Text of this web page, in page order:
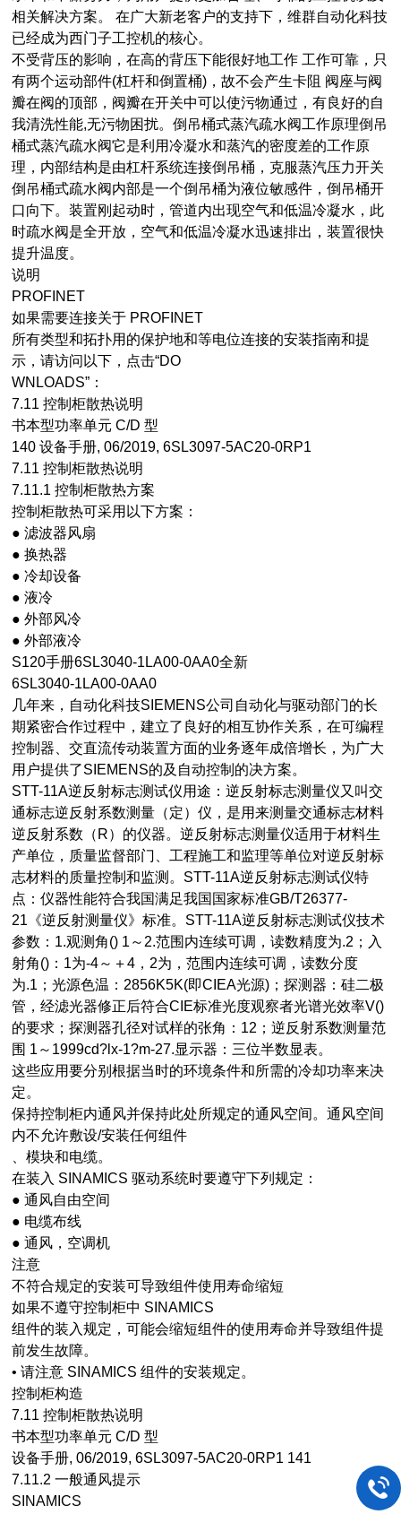
相关解决方案。 在广大新老客户的支持下，维群自动化科技
已经成为西门子工控机的核心。
不受背压的影响，在高的背压下能很好地工作 工作可靠，只
有两个运动部件(杠杆和倒置桶)，故不会产生卡阻 阀座与阀
瓣在阀的顶部，阀瓣在开关中可以使污物通过，有良好的自
我清洗性能,无污物困扰。倒吊桶式蒸汽疏水阀工作原理倒吊
桶式蒸汽疏水阀它是利用冷凝水和蒸汽的密度差的工作原
理，内部结构是由杠杆系统连接倒吊桶，克服蒸汽压力开关
倒吊桶式疏水阀内部是一个倒吊桶为液位敏感件，倒吊桶开
口向下。装置刚起动时，管道内出现空气和低温冷凝水，此
时疏水阀是全开放，空气和低温冷凝水迅速排出，装置很快
提升温度。
说明
PROFINET
如果需要连接关于 PROFINET
所有类型和拓扑用的保护地和等电位连接的安装指南和提
示，请访问以下 ，点击“DO
WNLOADS”：
7.11 控制柜散热说明
书本型功率单元 C/D 型
140 设备手册, 06/2019, 6SL3097-5AC20-0RP1
7.11 控制柜散热说明
7.11.1 控制柜散热方案
控制柜散热可采用以下方案：
● 滤波器风扇
● 换热器
● 冷却设备
● 液冷
● 外部风冷
● 外部液冷
S120手册6SL3040-1LA00-0AA0全新
6SL3040-1LA00-0AA0
几年来，自动化科技SIEMENS公司自动化与驱动部门的长
期紧密合作过程中，建立了良好的相互协作关系，在可编程
控制器、交直流传动装置方面的业务逐年成倍增长，为广大
用户提供了SIEMENS的及自动控制的决方案。
STT-11A逆反射标志测试仪用途：逆反射标志测量仪又叫交
通标志逆反射系数测量（定）仪，是用来测量交通标志材料
逆反射系数（R）的仪器。逆反射标志测量仪适用于材料生
产单位，质量监督部门、工程施工和监理等单位对逆反射标
志材料的质量控制和监测。STT-11A逆反射标志测试仪特
点：仪器性能符合我国满足我国国家标准GB/T26377-
21《逆反射测量仪》标准。STT-11A逆反射标志测试仪技术
参数：1.观测角() 1～2.范围内连续可调，读数精度为.2；入
射角()：1为-4～＋4，2为，范围内连续可调，读数分度
为.1；光源色温：2856K5K(即CIEA光源)；探测器：硅二极
管，经滤光器修正后符合CIE标准光度观察者光谱光效率V()
的要求；探测器孔径对试样的张角：12；逆反射系数测量范
围 1～1999cd?lx-1?m-27.显示器：三位半数显表。
这些应用要分别根据当时的环境条件和所需的冷却功率来决
定。
保持控制柜内通风并保持此处所规定的通风空间。通风空间
内不允许敷设/安装任何组件
、模块和电缆。
在装入 SINAMICS 驱动系统时要遵守下列规定：
● 通风自由空间
● 电缆布线
● 通风，空调机
注意
不符合规定的安装可导致组件使用寿命缩短
如果不遵守控制柜中 SINAMICS
组件的装入规定，可能会缩短组件的使用寿命并导致组件提
前发生故障。
• 请注意 SINAMICS 组件的安装规定。
控制柜构造
7.11 控制柜散热说明
书本型功率单元 C/D 型
设备手册, 06/2019, 6SL3097-5AC20-0RP1 141
7.11.2 一般通风提示
SINAMICS